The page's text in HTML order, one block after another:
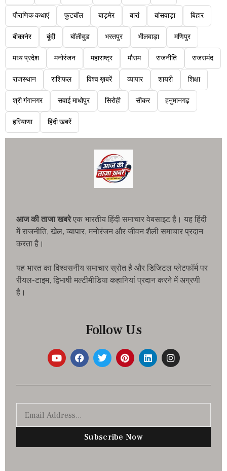
पौराणिक कथाएं फुटबॉल बाड़मेर बारां बांसवाड़ा बिहार
बीकानेर बूंदी बॉलीवुड भरतपुर भीलवाड़ा मणिपुर
मध्य प्रदेश मनोरंजन महाराष्ट्र मौसम राजनीति राजसमंद
राजस्थान राशिफल विश्व ख़बरें व्यापार शायरी शिक्षा
श्री गंगानगर सवाई माधोपुर सिरोही सीकर हनुमानगढ़
हरियाणा हिंदी खबरें
आज की ताजा खबरेएक भारतीय हिंदी समाचार वेबसाइट है। यह हिंदी
में राजनीति, खेल, व्यापार, मनोरंजन और जीवन शैली समाचार प्रदान
करता है।
यह भारत का विश्वसनीय समाचार स्रोत है और डिजिटल प्लेटफॉर्म पर
रीयल-टाइम, द्विभाषी मल्टीमीडिया कहानियां प्रदान करने में अग्रणी
है।
Follow Us
Subscribe Now